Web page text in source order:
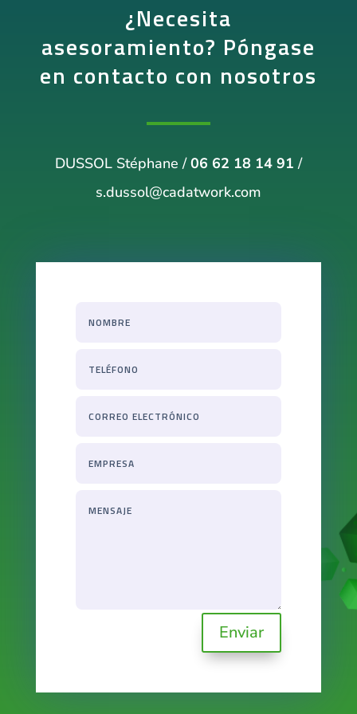
¿Necesita
asesoramiento? Póngase
en contacto con nosotros
DUSSOL Stéphane /06 62 18 14 91 /
s.dussol@cadatwork.com
Enviar